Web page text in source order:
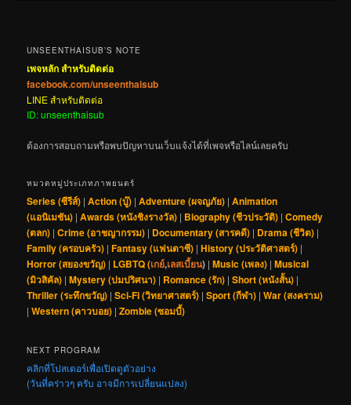
UNSEENTHAISUB’S NOTE
เพจหลัก สำหรับติดต่อ
facebook.com/unseenthaisub
LINE สำหรับติดต่อ
ID: unseenthaisub
ต้องการสอบถามหรือพบปัญหาบนเว็บแจ้งได้ที่เพจหรือไลน์เลยครับ
หมวดหมู่ประเภทภาพยนตร์
Series (ซีรีส์) |Action (บู๊) |Adventure (ผจญภัย) |Animation
(แอนิเมชัน) |Awards (หนังชิงรางวัล) | Biography (ชีวประวัติ) |Comedy
(ตลก) |Crime (อาชญากรรม) | Documentary (สารคดี) | Drama (ชีวิต) |
Family (ครอบครัว) |Fantasy (แฟนตาซี) |History (ประวัติศาสตร์) |
Horror (สยองขวัญ) | LGBTQ (เกย์,เลสเบี้ยน) |Music (เพลง) |Musical
(มิวสิคัล) |Mystery (ปมปริศนา) | Romance (รัก) |Short (หนังสั้น) |
Thriller (ระทึกขวัญ) |Sci-Fi (วิทยาศาสตร์) |Sport (กีฬา) |War (สงคราม)
|Western (คาวบอย) |Zombie (ซอมบี้)
NEXT PROGRAM
คลิกที่โปสเตอร์เพื่อเปิดดูตัวอย่าง
(วันที่คร่าวๆ ครับ อาจมีการเปลี่ยนแปลง)